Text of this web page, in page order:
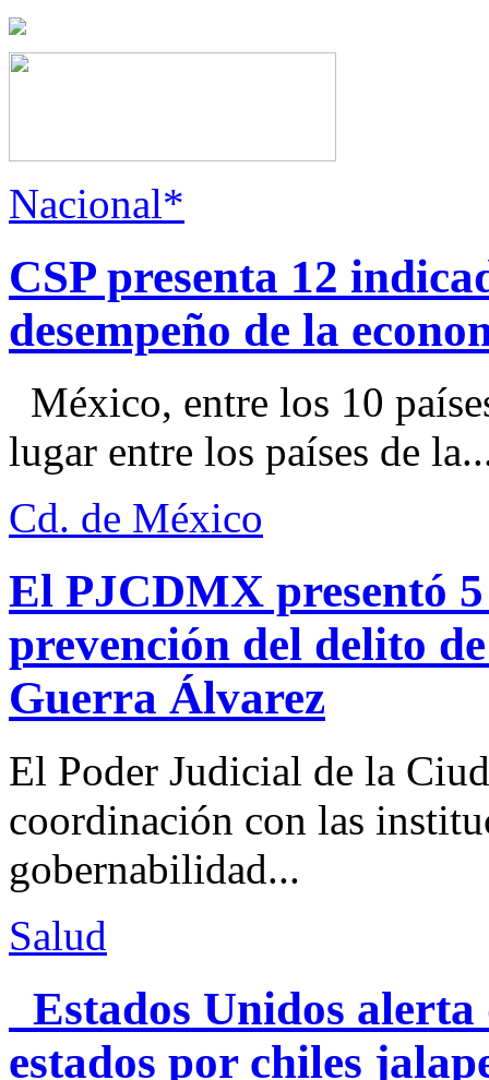
Nacional*
CSP presenta 12
desempeño de la
México, entre los 10
lugar entre los países de
Cd. de México
El PJCDMX presentó
prevención del delito
Guerra Álvarez
El Poder Judicial de la
coordinación con las
gobernabilidad...
Salud
Estados Unidos alerta
estados por chiles